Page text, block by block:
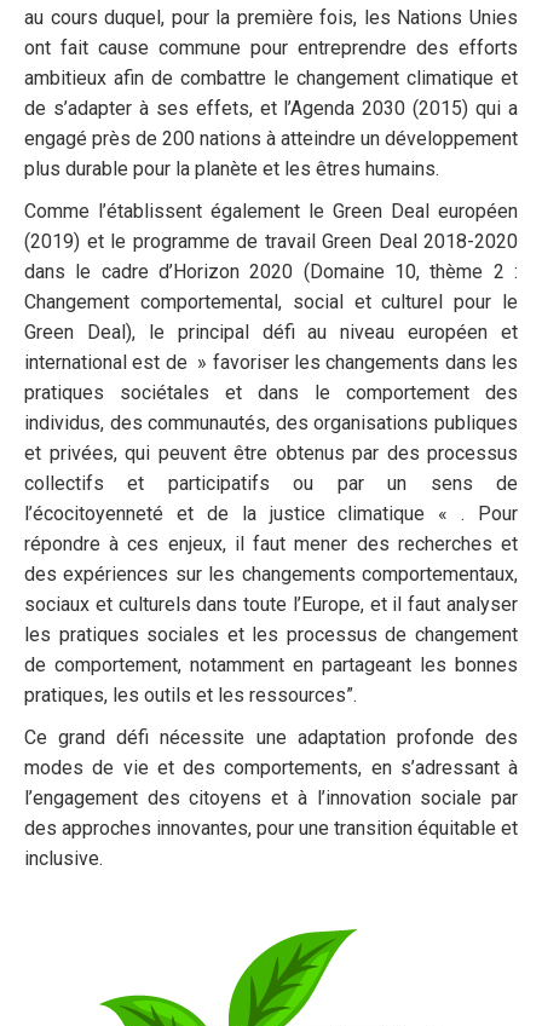
au cours duquel, pour la première fois, les Nations Unies
ont fait cause commune pour entreprendre des efforts
ambitieux afin de combattre le changement climatique et
de s’adapter à ses effets, et l’Agenda 2030 (2015) qui a
engagé près de 200 nations à atteindre un développement
plus durable pour la planète et les êtres humains.
Comme l’établissent également le Green Deal européen
(2019) et le programme de travail Green Deal 2018-2020
dans le cadre d’Horizon 2020 (Domaine 10, thème 2 :
Changement comportemental, social et culturel pour le
Green Deal), le principal défi au niveau européen et
international est de » favoriser les changements dans les
pratiques sociétales et dans le comportement des
individus, des communautés, des organisations publiques
et privées, qui peuvent être obtenus par des processus
collectifs et participatifs ou par un sens de
l’écocitoyenneté et de la justice climatique « . Pour
répondre à ces enjeux, il faut mener des recherches et
des expériences sur les changements comportementaux,
sociaux et culturels dans toute l’Europe, et il faut analyser
les pratiques sociales et les processus de changement
de comportement, notamment en partageant les bonnes
pratiques, les outils et les ressources”.
Ce grand défi nécessite une adaptation profonde des
modes de vie et des comportements, en s’adressant à
l’engagement des citoyens et à l’innovation sociale par
des approches innovantes, pour une transition équitable et
inclusive.